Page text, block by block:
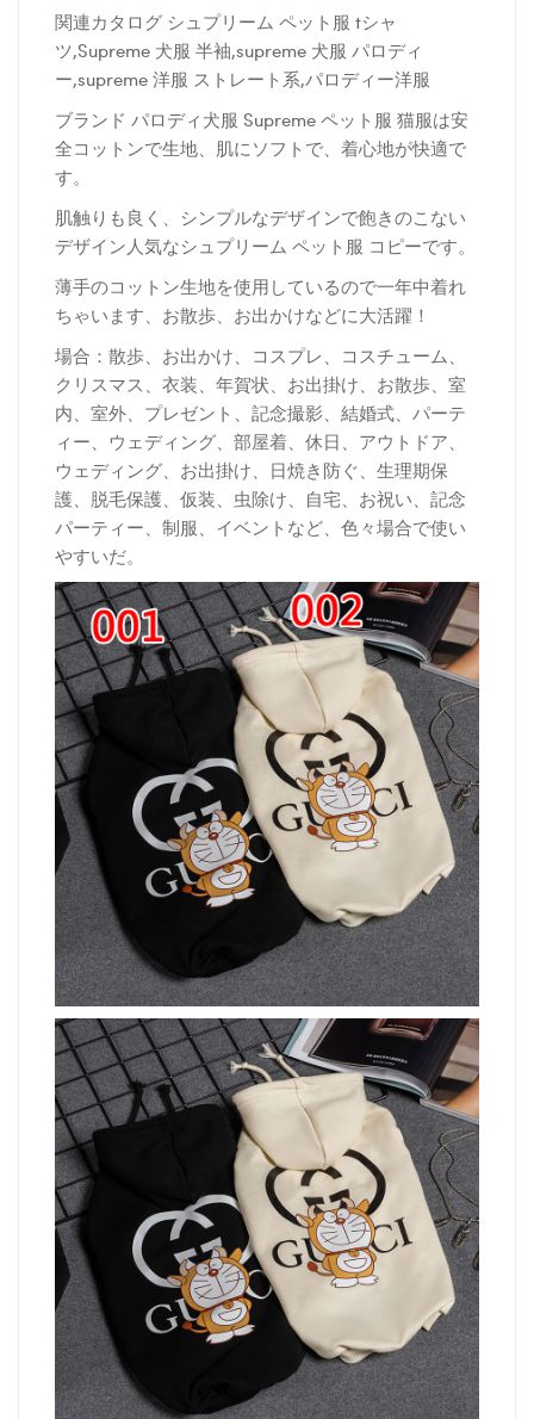
関連カタログ シュプリーム ペット服 tシャ
ツ,Supreme 犬服 半袖,supreme 犬服 パロディ
ー,supreme 洋服 ストレート系,パロディー洋服
ブランド パロディ犬服 Supreme ペット服 猫服は安
全コットンで生地、肌にソフトで、着心地が快適で
す。
肌触りも良く、シンプルなデザインで飽きのこない
デザイン人気なシュプリーム ペット服 コピーです。
薄手のコットン生地を使用しているので一年中着れ
ちゃいます、お散歩、お出かけなどに大活躍！
場合：散歩、お出かけ、コスプレ、コスチューム、
クリスマス、衣装、年賀状、お出掛け、お散歩、室
内、室外、プレゼント、記念撮影、結婚式、パーテ
ィー、ウェディング、部屋着、休日、アウトドア、
ウェディング、お出掛け、日焼き防ぐ、生理期保
護、脱毛保護、仮装、虫除け、自宅、お祝い、記念
パーティー、制服、イベントなど、色々場合で使い
やすいだ。